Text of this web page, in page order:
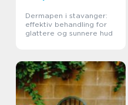
Dermapen i stavanger:
effektiv behandling for
glattere og sunnere hud